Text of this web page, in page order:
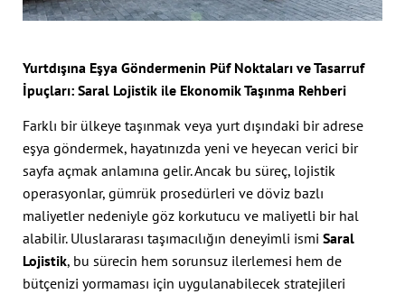
Yurtdışına Eşya Göndermenin Püf Noktaları ve Tasarruf
İpuçları: Saral Lojistik ile Ekonomik Taşınma Rehberi
Farklı bir ülkeye taşınmak veya yurt dışındaki bir adrese
eşya göndermek, hayatınızda yeni ve heyecan verici bir
sayfa açmak anlamına gelir. Ancak bu süreç, lojistik
operasyonlar, gümrük prosedürleri ve döviz bazlı
maliyetler nedeniyle göz korkutucu ve maliyetli bir hal
alabilir. Uluslararası taşımacılığın deneyimli ismi Saral
Lojistik, bu sürecin hem sorunsuz ilerlemesi hem de
bütçenizi yormaması için uygulanabilecek stratejileri